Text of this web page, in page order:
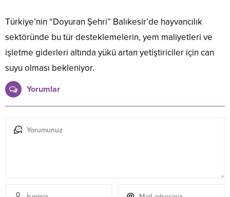
Türkiye’nin “Doyuran Şehri” Balıkesir’de hayvancılık
sektöründe bu tür desteklemelerin, yem maliyetleri ve
işletme giderleri altında yükü artan yetiştiriciler için can
suyu olması bekleniyor.
Yorumlar